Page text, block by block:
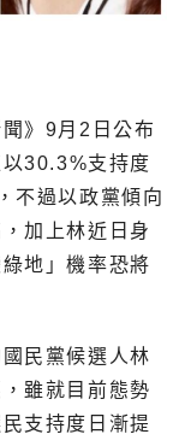
》9月2日公布
30.3%支持度
不過以政黨傾向
加上林近日身
地」機率恐將
民黨候選人林
雖就目前態勢
支持度日漸提